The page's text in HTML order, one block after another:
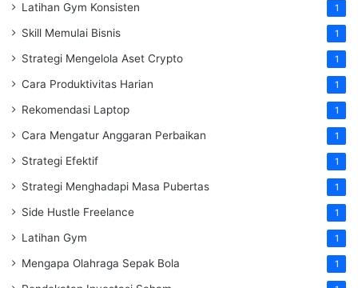
Latihan Gym Konsisten 1
Skill Memulai Bisnis 1
Strategi Mengelola Aset Crypto 1
Cara Produktivitas Harian 1
Rekomendasi Laptop 1
Cara Mengatur Anggaran Perbaikan 1
Strategi Efektif 1
Strategi Menghadapi Masa Pubertas 1
Side Hustle Freelance 1
Latihan Gym 1
Mengapa Olahraga Sepak Bola 1